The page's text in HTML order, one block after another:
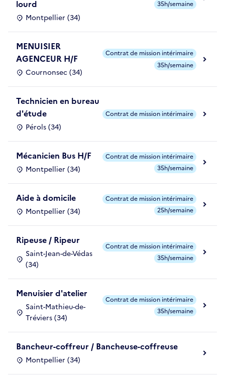
lourd
Montpellier (34)
35h/semaine
MENUISIER
AGENCEUR H/F
Cournonsec (34)
Contrat de mission intérimaire
35h/semaine
Technicien en bureau
d'étude
Pérols (34)
Contrat de mission intérimaire
Mécanicien Bus H/F
Montpellier (34)
Contrat de mission intérimaire
35h/semaine
Aide à domicile
Montpellier (34)
Contrat de mission intérimaire
25h/semaine
Ripeuse / Ripeur
Saint-Jean-de-Védas
(34)
Contrat de mission intérimaire
35h/semaine
Menuisier d'atelier
Saint-Mathieu-de-
Tréviers (34)
Contrat de mission intérimaire
35h/semaine
Bancheur-coffreur / Bancheuse-coffreuse
Montpellier (34)